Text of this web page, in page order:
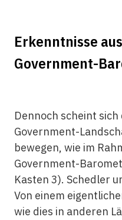
Erkenntnisse
Government-
Dennoch scheint
Government-
bewegen, wie im
Government-
Kasten 3). Schedler
Von einem
wie dies in anderen